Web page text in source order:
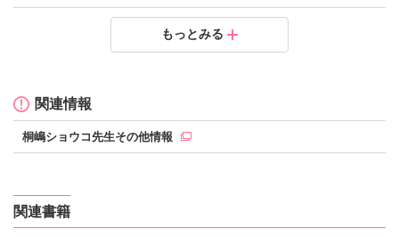
ミレス副社長の初恋が重すぎる!?～情熱に溶かされ
て、溺れるカラダ～10
ミレス副社長の初恋が重すぎる!?～情熱に溶かされ
て、溺れるカラダ～9
ミレス副社長の初恋が重すぎる!?～情熱に溶かされ
て、溺れるカラダ～8
ミレス副社長の初恋が重すぎる!?～情熱に溶かされ
て、溺れるカラダ～7
ミレス副社長の初恋が重すぎる!?～情熱に溶かされ
て、溺れるカラダ～6
ミレス副社長の初恋が重すぎる!?～情熱に溶かされ
て、溺れるカラダ～5
ミレス副社長の初恋が重すぎる!?～情熱に溶かされ
て、溺れるカラダ～4
ミレス副社長の初恋が重すぎる!?～情熱に溶かされ
て、溺れるカラダ～3
ミレス副社長の初恋が重すぎる!?～情熱に溶かされ
て、溺れるカラダ～2もっとみる
関連情報
桐嶋ショウコ先生その他情報
関連書籍